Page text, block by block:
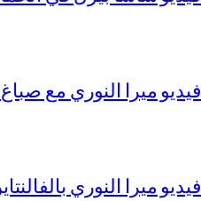
فيديو ميرا النوري مع صباغ البيت +20
فيديو ميرا النوري بالفالنتاين +18 كامل